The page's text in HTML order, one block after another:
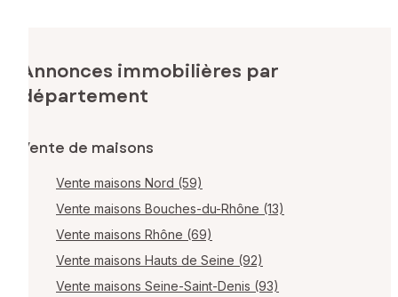
Annonces immobilières par
département
Vente de maisons
Vente maisons Nord (59)
Vente maisons Bouches-du-Rhône (13)
Vente maisons Rhône (69)
Vente maisons Hauts de Seine (92)
Vente maisons Seine-Saint-Denis (93)